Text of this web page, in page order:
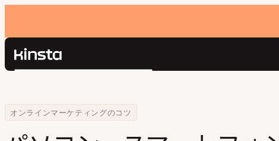
Kinsta®
価格設定
検
Home
リソースセンター
オンラインマーケティングのコツ
パソコン、スマートフォン内の隠しファイルを表示する方法